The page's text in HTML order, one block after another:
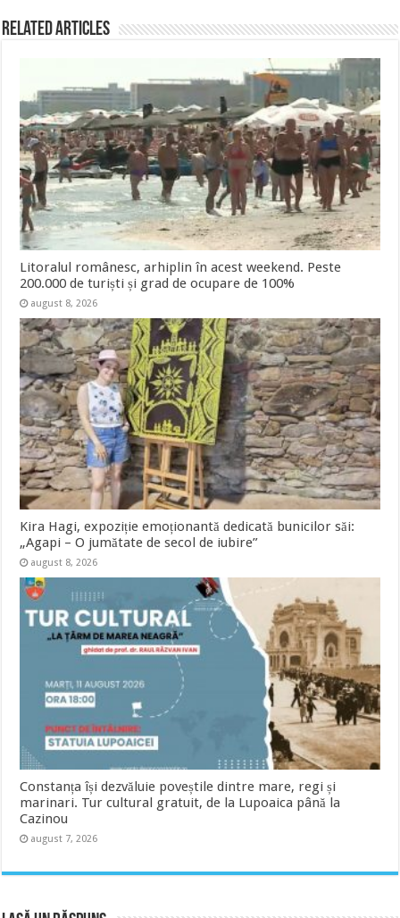
Related Articles
Litoralul românesc, arhiplin în acest weekend. Peste
200.000 de turiști și grad de ocupare de 100%
august 8, 2026
Kira Hagi, expoziție emoționantă dedicată bunicilor săi:
„Agapi – O jumătate de secol de iubire”
august 8, 2026
Constanța își dezvăluie poveștile dintre mare, regi și
marinari. Tur cultural gratuit, de la Lupoaica până la
Cazinou
august 7, 2026